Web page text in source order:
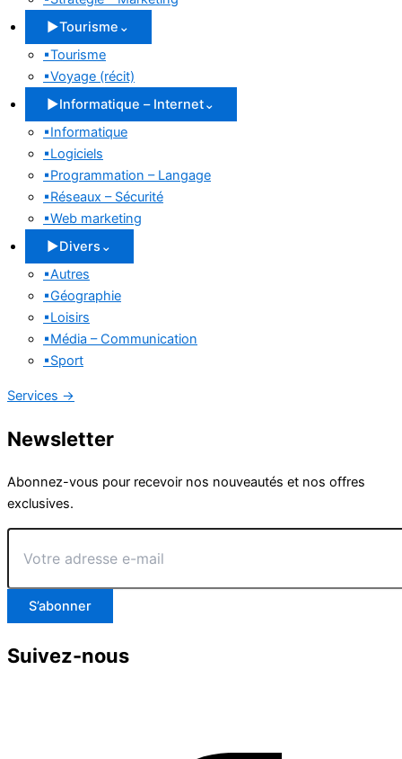
▶Tourisme ⌄
▪Tourisme
▪Voyage (récit)
▶Informatique – Internet⌄
▪Informatique
▪Logiciels
▪Programmation – Langage
▪Réseaux – Sécurité
▪Web marketing
▶Divers ⌄
▪Autres
▪Géographie
▪Loisirs
▪Média – Communication
▪Sport
Services →
Newsletter
Abonnez-vous pour recevoir nos nouveautés et nos offres
exclusives.
Votre
adresse
mail
S’abonner
Suivez-nous